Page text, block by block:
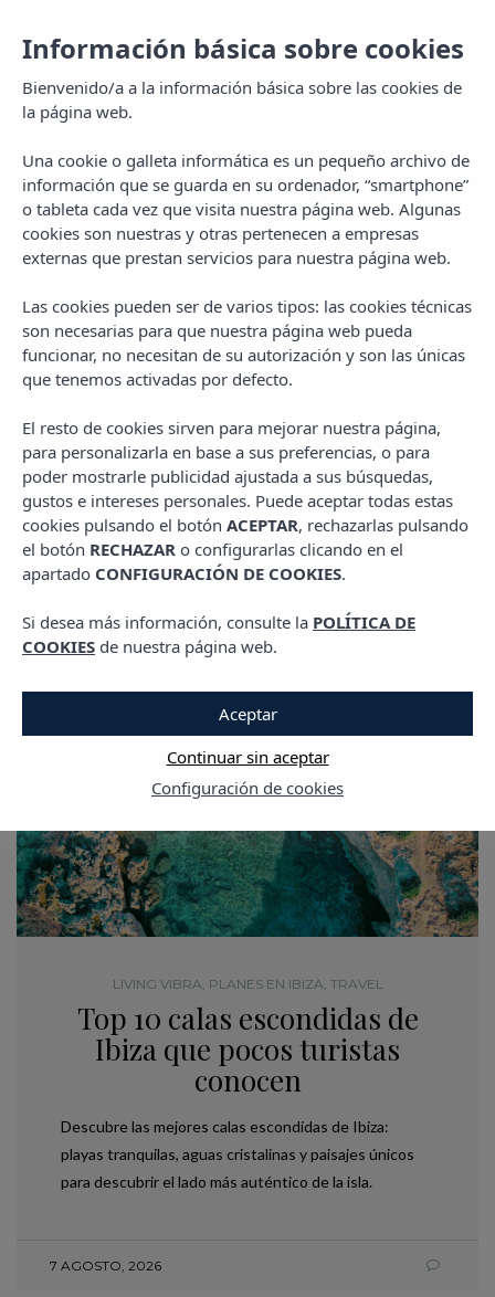
MENU
CATEGORY
Living Vibra
LIVING VIBRA PLANES EN IBIZA TRAVEL
Top 10 calas escondidas de
Ibiza que pocos turistas
conocen
Descubre las mejores calas escondidas de Ibiza:
playas tranquilas, aguas cristalinas y paisajes únicos
para descubrir el lado más auténtico de la isla.
7 AGOSTO, 2026
Información básica sobre cookies
Bienvenido/a a la información básica sobre las cookies de
la página web.
Una cookie o galleta informática es un pequeño archivo de
información que se guarda en su ordenador, “smartphone”
o tableta cada vez que visita nuestra página web. Algunas
cookies son nuestras y otras pertenecen a empresas
externas que prestan servicios para nuestra página web.
Las cookies pueden ser de varios tipos: las cookies técnicas
son necesarias para que nuestra página web pueda
funcionar, no necesitan de su autorización y son las únicas
que tenemos activadas por defecto.
El resto de cookies sirven para mejorar nuestra página,
para personalizarla en base a sus preferencias, o para
poder mostrarle publicidad ajustada a sus búsquedas,
gustos e intereses personales. Puede aceptar todas estas
cookies pulsando el botón ACEPTAR, rechazarlas pulsando
el botón RECHAZAR o configurarlas clicando en el
apartado CONFIGURACIÓN DE COOKIES.
Si desea más información, consulte la POLÍTICA DE
COOKIES de nuestra página web.
Configuración de cookies
Continuar sin aceptar
Aceptar